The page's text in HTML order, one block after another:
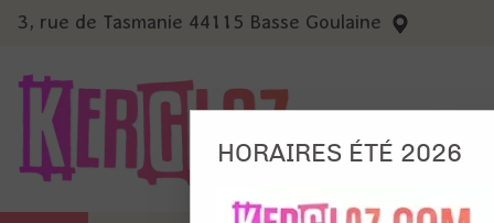
3, rue de Tasmanie 44115 Basse Goulaine
HORAIRES ÉTÉ 2026